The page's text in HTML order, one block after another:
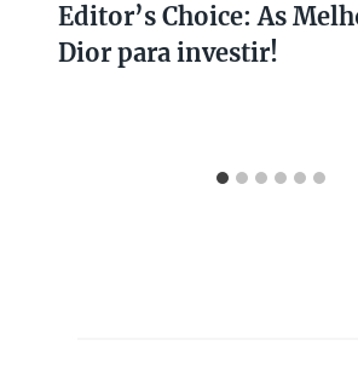
Editor’s Choice: As
Dior para investir!